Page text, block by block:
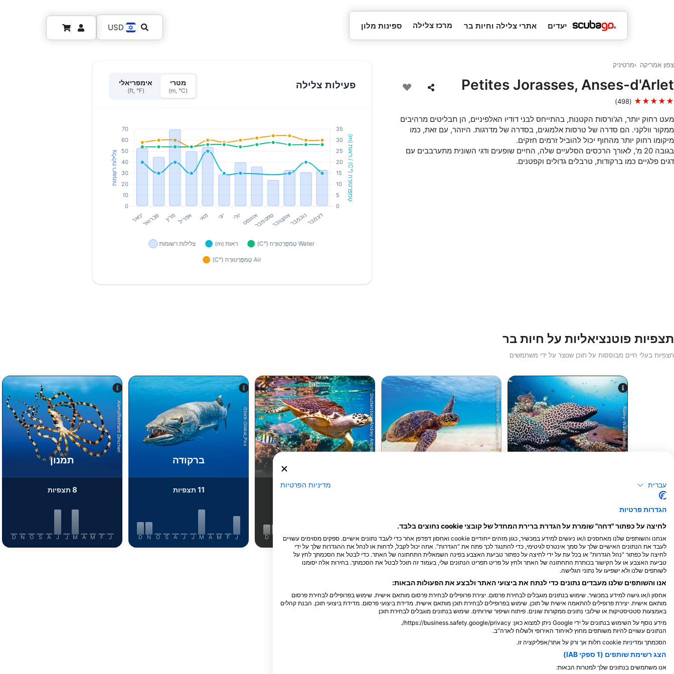
יעדים אתרי צלילה וחיות בר מרכז צלילה ספינות מלון USD
צפון אמריקה מרטיניק
Petites Jorasses, Anses-d'Arlet
★★★★★
(498)
מעט רחוק יותר, הג'ורסות הקטנות, בהתייחס לבני דודיו האלפיניים, הן תבליטים מרהיבים
ממקור וולקני. הם סדרה של טרסות אלמוגים, בסדרה של מדרגות. היזהר, עם זאת, כמו
מיקומו רחוק יותר מהחוף יכול להוביל זרמים חזקים.
בגובה 20 מ', לאורך הרכסים הסלעיים שלה, החיים שופעים ודגי השונית מתערבבים עם
דגים פלגיים כמו ברקודות, טרבלים גדולים וקפטנים.
פעילות צלילה מטרי
(m, °C)
אימפריאלי
(ft, °F)
תצפיות פוטנציאליות על חיות בר
תצפיות בעלי חיים מבוססות על תוכן שנוצר על ידי משתמשים
Alamy-WaterFrame
J
F
M
A
M
J
J
A
S
O
N
D
Shutterstock-Shane Myers Photography
J
F
M
A
M
J
J
A
S
O
N
D
Shutterstock-Andrey Armyagov
31 תצפיות
J
F
M
A
M
J
J
A
S
O
D
iStock-Global_Pics
ברקודה
11 תצפיות
J
F
M
A
M
J
J
A
S
O
N
D
Alamy/Reinhard Dirscherl
תמנון
8 תצפיות
J
F
M
A
M
J
J
A
S
O
N
D
הצג עוד בעלי חיים
מרכזי צלילה המספקים שירותים לאתר צלילה זה
עברית מדיניות הפרטיות
הגדרות פרטיות
לחיצה על כפתור "דחה" שומרת על הגדרת ברירת המחדל של קובצי cookie נחוצים בלבד.
אנחנו והשותפים שלנו מאחסנים ו/או ניגשים למידע במכשיר, כגון מזהים ייחודיים cookie ואחסון דפדפן אחר כדי לעבד נתונים אישיים. ספקים מסוימים עשויים
לעבד את הנתונים האישיים שלך על סמך אינטרס לגיטימי, כדי להתנגד לכך פתח את "הגדרות". אתה יכול לקבל, לדחות או לנהל את ההגדרות שלך על ידי
לחיצה על כפתור "נהל הגדרות" או בכל עת על ידי לחיצה על כפתור טביעת האצבע בפינה השמאלית התחתונה של האתר. כדי לבטל את הסכמתך לחץ על
טביעת האצבע או על הקישור בכותרת התחתונה של האתר ולחץ על פריט תפריט הנתונים שלי, בעמוד זה תוכל לבטל את הסכמתך. בחירות אלה יסומנו
לשותפים שלנו ולא ישפיעו על נתוני הגלישה.
אנו והשותפים שלנו מעבדים נתונים כדי לנתח את ביצועי האתר ולבצע את הפעולות הבאות:
אחסון ו/או גישה למידע במכשיר. שימוש בנתונים מוגבלים לבחירת פרסום. יצירת פרופילים לבחירת פרסום מותאם אישית. שימוש בפרופילים לבחירת פרסום
מותאם אישית. יצירת פרופילים להתאמה אישית של תוכן. שימוש בפרופילים לבחירת תוכן מותאם אישית. מדידת ביצועי פרסום. מדידת ביצועי תוכן. הבנת קהלים
באמצעות סטטיסטיקות או שילובי נתונים ממקורות שונים. פיתוח ושיפור שירותים. שימוש בנתונים מוגבלים לבחירת תוכן
מידע נוסף על השימוש בנתונים על ידי Google ניתן למצוא כאן: https://business.safety.google/privacy/.
הנתונים עשויים להיות משותפים מחוץ לאיחוד האירופי ולשלוח לארה"ב.
הסכמתך ומדיניות cookie חלות אך ורק על אתר/אפליקציה זו.
הצג רשימת שותפים (1 ספקי IAB)
אנו משתמשים בנתונים שלך למטרות הבאות: